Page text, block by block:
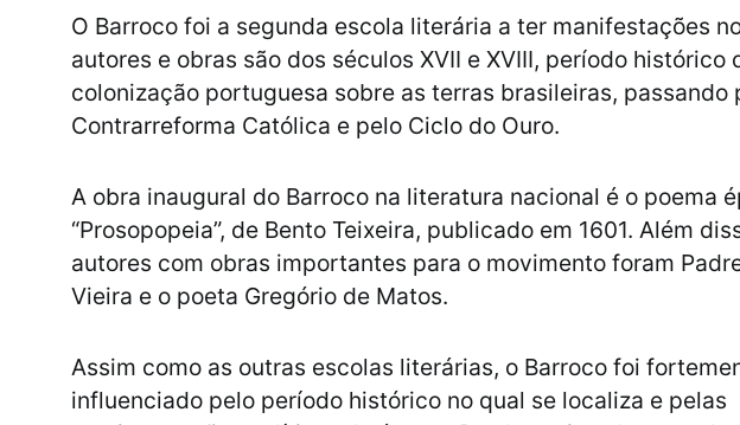
O Barroco foi a segunda escola literária a ter manifestações
autores e obras são dos séculos XVII e XVIII, período histórico
colonização portuguesa sobre as terras brasileiras, passando
Contrarreforma Católica e pelo Ciclo do Ouro.
A obra inaugural do Barroco na literatura nacional é o poema
“Prosopopeia”, de Bento Teixeira, publicado em 1601. Além
autores com obras importantes para o movimento foram
Vieira e o poeta Gregório de Matos.
Assim como as outras escolas literárias, o Barroco foi
influenciado pelo período histórico no qual se localiza e pelas